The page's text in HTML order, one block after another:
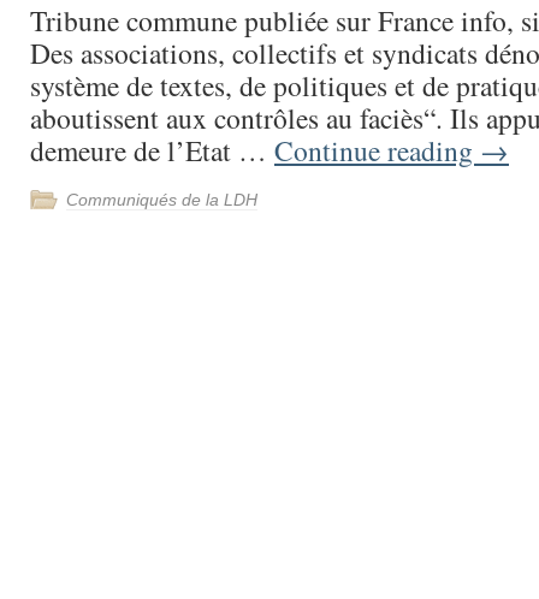
Tribune commune publiée sur France info,
Des associations, collectifs et syndicats
système de textes, de politiques et de
aboutissent aux contrôles au faciès“. Ils
demeure de l’Etat … Continue reading →
Communiqués de la LDH